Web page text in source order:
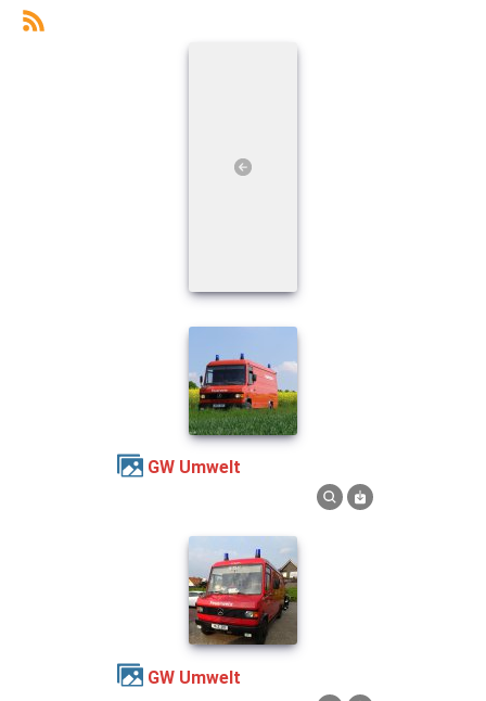
GW Umwelt
GW Umwelt